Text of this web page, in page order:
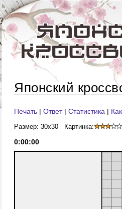
Японский
Печать | Ответ| Статистика |
Размер: 30x30 Картинка:
0:00:00